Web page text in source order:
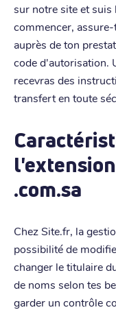
sur notre site et suis
commencer,
auprès de ton
code d'autorisation.
recevras des
transfert en toute
.com.sa
Chez Site.fr, la
possibilité de
changer le titulaire
de noms selon tes
garder un contrôle